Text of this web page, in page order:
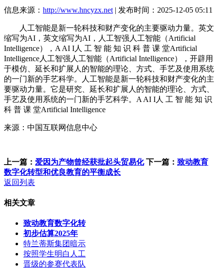
信息来源： http://www.hncyzx.net | 发布时间：2025-12-05 05:11
人工智能是新一轮科技和财产变化的主要驱动力量。英文
缩写为AI，英文缩写为AI，人工智强人工智能（Artificial
Intelligence），A AI I人 工 智 能 知 识 科 普 课 堂Artificial
Intelligence人工智强人工智能（Artificial Intelligence），开辟用
于模仿、延长和扩展人的智能的理论、方式、手艺及使用系统
的一门新的手艺科学。人工智能是新一轮科技和财产变化的主
要驱动力量。它是研究、延长和扩展人的智能的理论、方式、
手艺及使用系统的一门新的手艺科学。A AI I人 工 智 能 知 识
科 普 课 堂Artificial Intelligence
来源：中国互联网信息中心
上一篇： 爱因为产物曾经获批起头贸易化 下一篇： 致动教育
数字化转型和优良教育的平衡成长
返回列表
相关文章
致动教育数字化转
初步估算2025年
特兰蒂斯集团暗示
按照学生明白人工
晋级的参赛代表队